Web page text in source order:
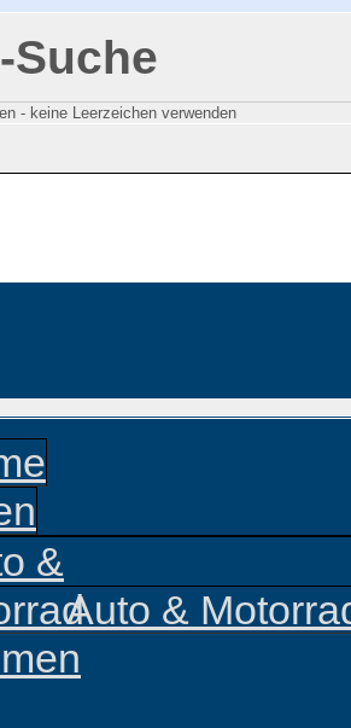
Suche
Auto &